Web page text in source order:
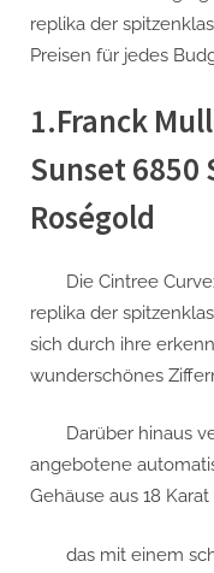
replika der
Preisen für jedes
1.Franck
Sunset 6850
Roségold
Die Cintree
replika der
sich durch ihre
wunderschönes
Darüber hinaus
angebotene
Gehäuse aus 18
das mit einem